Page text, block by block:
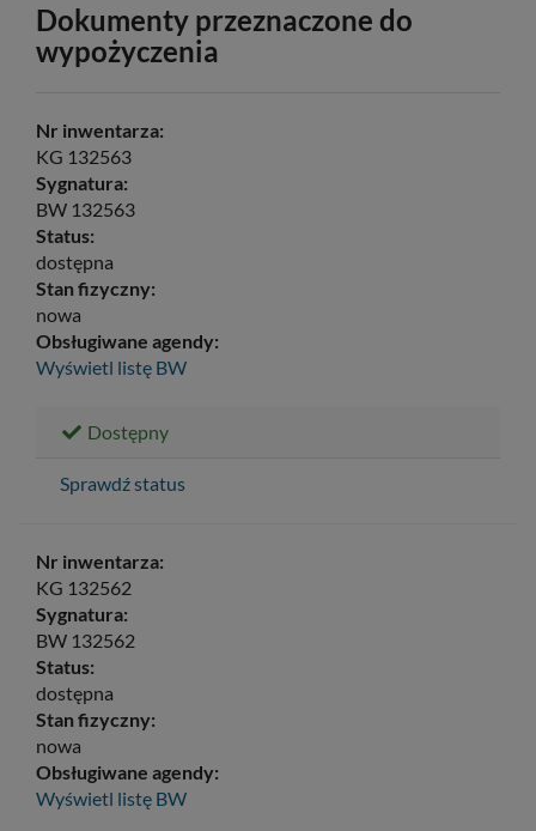
Dokumenty przeznaczone do
wypożyczenia
Nr inwentarza:
KG 132563
Sygnatura:
BW 132563
Status:
dostępna
Stan fizyczny:
nowa
Obsługiwane agendy:
Wyświetl listę BW
Dostępny
Sprawdź status
Nr inwentarza:
KG 132562
Sygnatura:
BW 132562
Status:
dostępna
Stan fizyczny:
nowa
Obsługiwane agendy:
Wyświetl listę BW